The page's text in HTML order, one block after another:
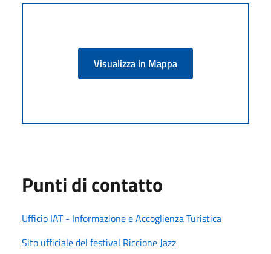
Visualizza in Mappa
Punti di contatto
Ufficio IAT - Informazione e Accoglienza Turistica
Sito ufficiale del festival Riccione Jazz